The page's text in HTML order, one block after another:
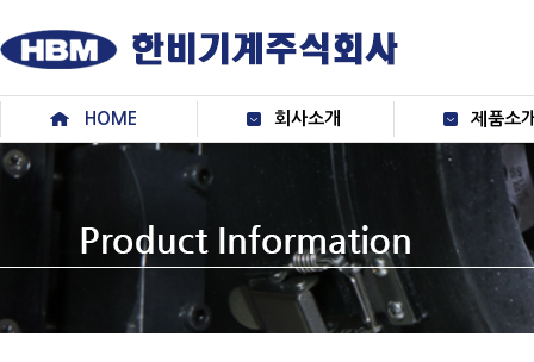
뉴
바
문
으
가
HOME 회사소개 제품소